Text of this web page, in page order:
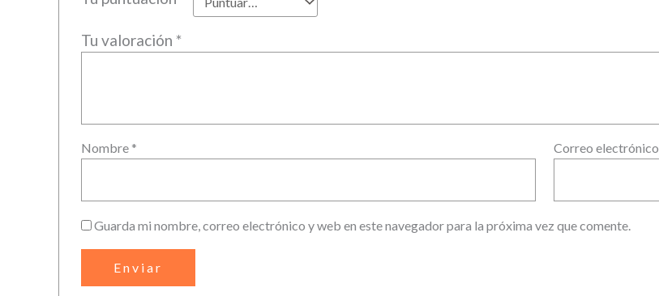
Tu valoración *
Nombre * Correo electrónico
Guarda mi nombre, correo electrónico y web en este navegador para la próxima vez que comente.